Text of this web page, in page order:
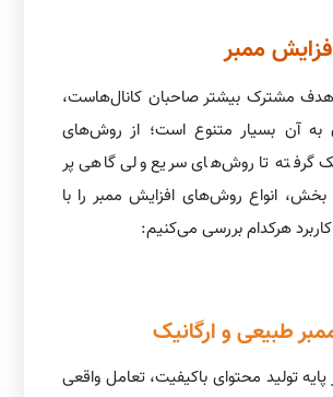
ممبر
هدف مشترک بیشتر صاحبان کانال‌هاست،
به آن بسیار متنوع است؛ از روش‌های
گرفته تا روش‌های سریع ولی گاهی پر
انواع روش‌های افزایش ممبر را با
کاربرد هرکدام بررسی می‌کنیم:
تولید محتوای باکیفیت، تعامل واقعی